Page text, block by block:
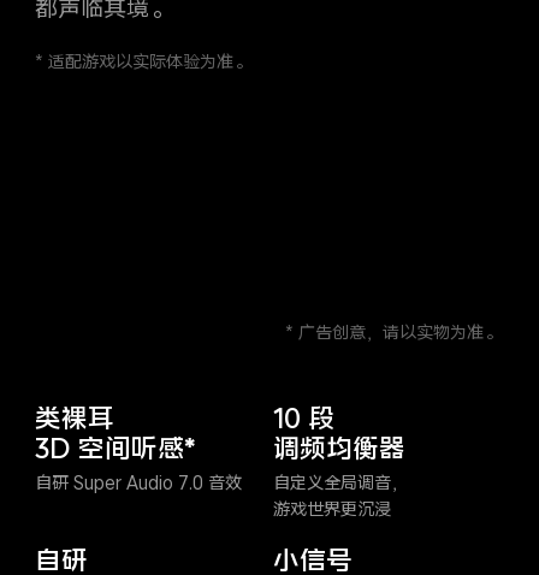
都声临其境。
* 适配游戏以实际体验为准。
* 广告创意，请以实物为准。
类裸耳
3D 空间听感*
自研 Super Audio 7.0 音效
10 段
调频均衡器
自定义全局调音，
游戏世界更沉浸
自研
小信号